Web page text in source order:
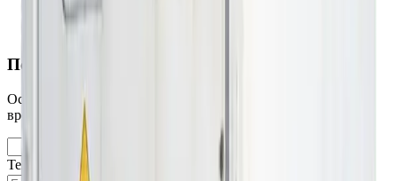
соответствуют конвенции TIR (для автоперевозок)
Получить предложение
Оставьте свои данные, и мы свяжемся с вами в ближайшее
время, чтобы сделать наиболее выгодное предложение.
Телефон